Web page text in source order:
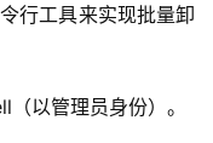
行工具来实现批量卸
以管理员身份）。